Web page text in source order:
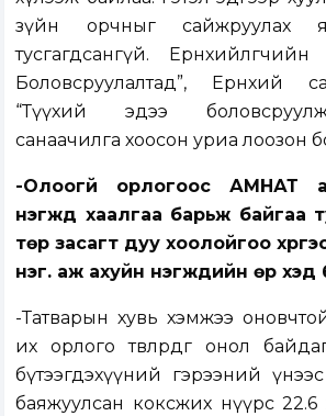
зүйн орчныг сайжруулах
тусгагдсангүй.
Боловсруулалтад”, Ерөнхий
“Түүхий эдээ
санаачилга хоосон уриа лоозон
-Олоогүй орлогоос АМНАТ
нэгжүүд хаалгаа барьж байгаа
төр засагт дуу хоолойгоо
нэг. аж ахуйн нэгжүүдийн өр
-Татварын хувь хэмжээ
их орлого төвлөрдөг онол
бүтээгдэхүүний гэрээний
баяжуулсан коксжих нүүрс